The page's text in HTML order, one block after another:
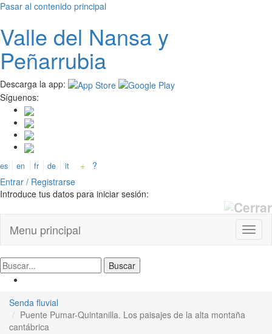
Pasar al contenido principal
Valle del Nansay
Peñarrubia
Descarga la app:
Síguenos:
es en fr de it +
?
Entrar / Registrarse
Introduce tus datos para iniciar sesión:
Menu principal
Senda fluvial
Puente Pumar-Quintanilla. Los paisajes de la alta montaña
cantábrica